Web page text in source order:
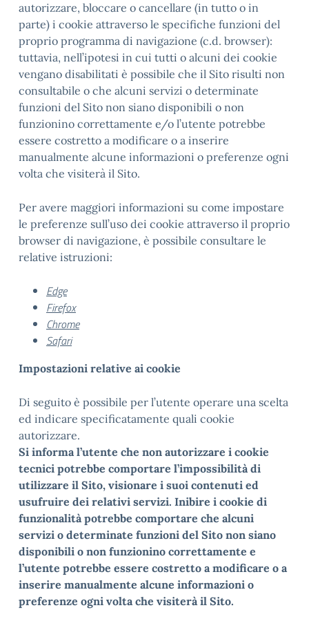
autorizzare, bloccare o cancellare (in tutto o in
parte) i cookie attraverso le specifiche funzioni del
proprio programma di navigazione (c.d. browser):
tuttavia, nell’ipotesi in cui tutti o alcuni dei cookie
vengano disabilitati è possibile che il Sito risulti non
consultabile o che alcuni servizi o determinate
funzioni del Sito non siano disponibili o non
funzionino correttamente e/o l’utente potrebbe
essere costretto a modificare o a inserire
manualmente alcune informazioni o preferenze ogni
volta che visiterà il Sito.
Per avere maggiori informazioni su come impostare
le preferenze sull’uso dei cookie attraverso il proprio
browser di navigazione, è possibile consultare le
relative istruzioni:
Edge
Firefox
Chrome
Safari
Impostazioni relative ai cookie
Di seguito è possibile per l’utente operare una scelta
ed indicare specificatamente quali cookie
autorizzare.
Si informa l’utente che non autorizzare i cookie
tecnici potrebbe comportare l’impossibilità di
utilizzare il Sito, visionare i suoi contenuti ed
usufruire dei relativi servizi. Inibire i cookie di
funzionalità potrebbe comportare che alcuni
servizi o determinate funzioni del Sito non siano
disponibili o non funzionino correttamente e
l’utente potrebbe essere costretto a modificare o a
inserire manualmente alcune informazioni o
preferenze ogni volta che visiterà il Sito.